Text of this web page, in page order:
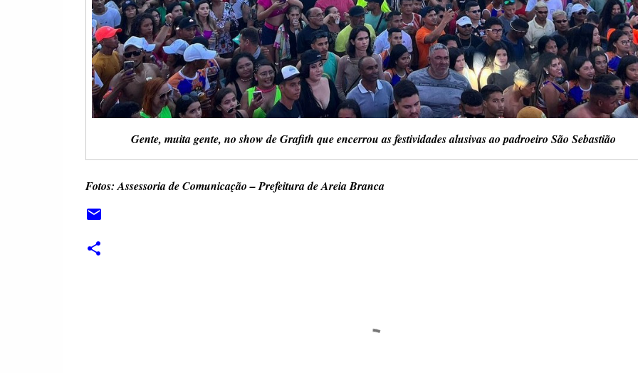
Gente, muita gente, no show de Grafith que encerrou as festividades alusivas ao padroeiro São Sebastião
Fotos: Assessoria de Comunicação – Prefeitura de Areia Branca